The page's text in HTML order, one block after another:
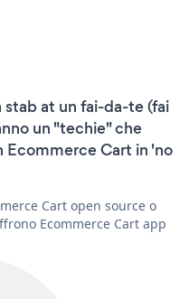
at un fai-da-te (fai
un "techie" che
Cart in 'no
Cart open source o
Ecommerce Cart app